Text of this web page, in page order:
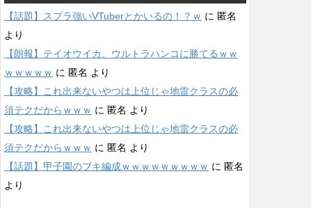
【話題】スプラ強いVTuberとかいるの！？ｗ に 匿名
より
【朗報】テイオウイカ、ウルトラハンコに勝てるｗｗ
ｗｗｗｗｗ に 匿名 より
【攻略】これ出来ないやつは上位じゃ地雷クラスの必
須テクだからｗｗｗ に 匿名 より
【攻略】これ出来ないやつは上位じゃ地雷クラスの必
須テクだからｗｗｗ に 匿名 より
【話題】甲子園のブキ編成ｗｗｗｗｗｗｗｗｗ に 匿名
より